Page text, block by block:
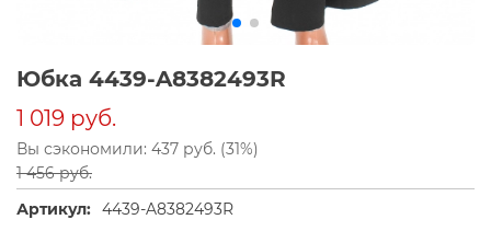
Юбка 4439-A8382493R
1 019 руб.
Вы сэкономили: 437 руб. (31%)
1 456 руб.
Артикул: 4439-A8382493R